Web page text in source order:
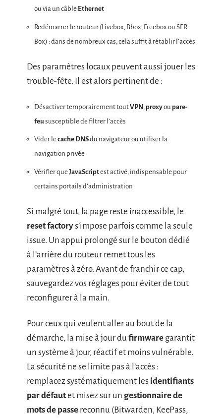
ou via un câble Ethernet
Redémarrer le routeur (Livebox, Bbox, Freebox ou SFR
Box) : dans de nombreux cas, cela suffit à rétablir l’accès
Des paramètres locaux peuvent aussi jouer les
trouble-fête. Il est alors pertinent de :
Désactiver temporairement toutVPN , proxyou pare-
feususceptible de filtrer l’accès
Vider lecache DNSdu navigateur ou utiliser la
navigation privée
Vérifier queJavaScriptest activé, indispensable pour
certains portails d’administration
Si malgré tout, la page reste inaccessible, le
reset factorys’impose parfois comme la seule
issue. Un appui prolongé sur le bouton dédié
à l’arrière du routeur remet tous les
paramètres à zéro. Avant de franchir ce cap,
sauvegardez vos réglages pour éviter de tout
reconfigurer à la main.
Pour ceux qui veulent aller au bout de la
démarche, la mise à jour du firmware garantit
un système à jour, réactif et moins vulnérable.
La sécurité ne se limite pas à l’accès :
remplacez systématiquement les identifiants
par défautet misez sur un gestionnaire de
mots de passe reconnu (Bitwarden, KeePass,